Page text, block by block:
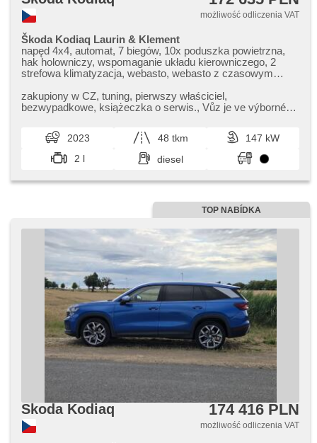
możliwość odliczenia VAT
Škoda Kodiaq Laurin & Klement
napęd 4x4, automat, 7 biegów, 10x poduszka powietrzna,
hak holowniczy, wspomaganie układu kierowniczego, 2
strefowa klimatyzacja, webasto, webasto z czasowym
matrixové světlomety, komputer pokładowy, 360°
monitorovací systém (AVM), bezklíčové startování,
wielofunkcyjna, podgrzewana kierownica, řazení pádly pod
volantem, hands free, Apple CarPlay, el. otwieranie
bagażnika, el. składane lusterka, centralny zamek,
skórzana tapicerka, podgrzewane lusterka, kanapa tylna
zakupiony w CZ,​ tuning,​ pierwszy właściciel,​
bezwypadkowe,​ książeczka o serwis.,​ Vůz je ve výborném
2023 48 tkm
147 kW
2 l
diesel
TOP NABÍDKA
Skoda Kodiaq 174 416 PLN
możliwość odliczenia VAT